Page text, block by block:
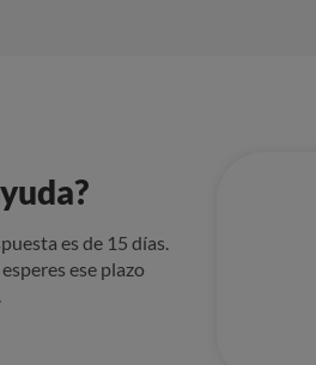
es de 15 días.
ese plazo